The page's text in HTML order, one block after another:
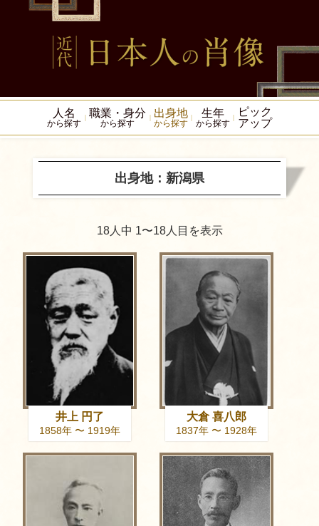
人名
から探す
職業・身分
から探す
出身地
から探す
生年
から探す
ピック
アップ
出身地：新潟県
18人中 1〜18人目を表示
井上 円了
1858年 〜 1919年
大倉 喜八郎
1837年 〜 1928年